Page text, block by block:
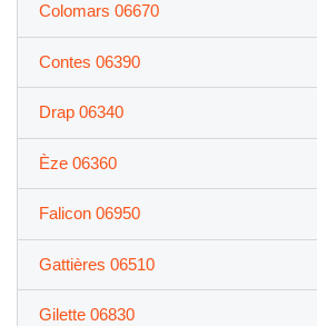
Colomars 06670
Contes 06390
Drap 06340
Èze 06360
Falicon 06950
Gattières 06510
Gilette 06830